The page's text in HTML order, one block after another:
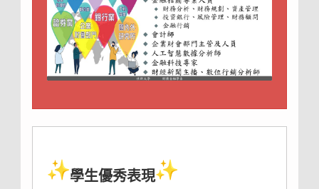
學生優秀表現